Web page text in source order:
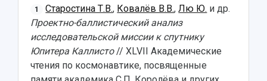
1 Старостина Т.В., Ковалёв В.В.,Лю Ю. и др.
Проектно-баллистический анализ
исследовательской миссии к спутнику
Юпитера Каллисто// XLVII Академические
чтения по космонавтике, посвященные